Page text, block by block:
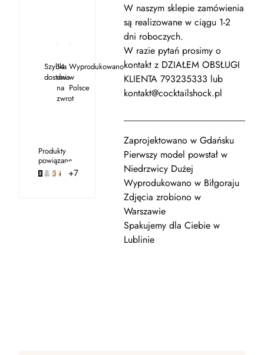
Szybka
dostawa
14
dni
na
zwrot
Wyprodukowano
w
Polsce
Produkty
powiązane
+7
W naszym sklepie zamówienia
są realizowane w ciągu 1-2
dni roboczych.
W razie pytań prosimy o
kontakt z DZIAŁEM OBSŁUGI
KLIENTA 793235333 lub
kontakt@cocktailshock.pl
Zaprojektowano w Gdańsku
Pierwszy model powstał w
Niedrzwicy Dużej
Wyprodukowano w Biłgoraju
Zdjęcia zrobiono w
Warszawie
Spakujemy dla Ciebie w
Lublinie